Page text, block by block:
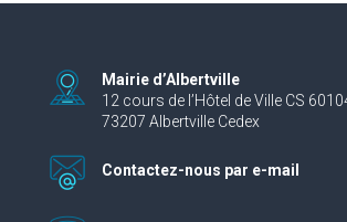
Mairie d’Albertville
12 cours de l’Hôtel de Ville CS
73207 Albertville Cedex
Contactez-nous par e-mail